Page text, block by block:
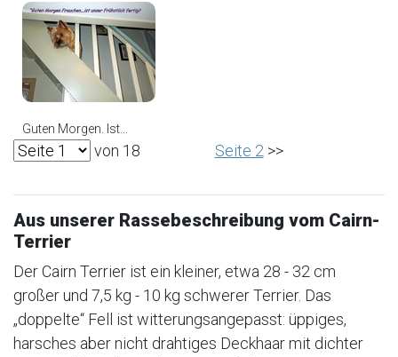
Guten Morgen. Ist...
von 18 Seite 2 >>
Aus unserer Rassebeschreibung vom Cairn-
Terrier
Der Cairn Terrier ist ein kleiner, etwa 28 - 32 cm
großer und 7,5 kg - 10 kg schwerer Terrier. Das
„doppelte“ Fell ist witterungsangepasst: üppiges,
harsches aber nicht drahtiges Deckhaar mit dichter